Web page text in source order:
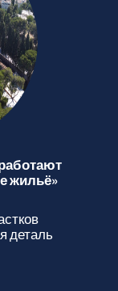
жильё»
деталь